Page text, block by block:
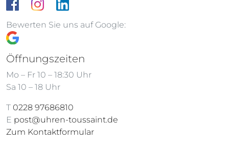
Bewerten Sie uns auf Google:
Öffnungszeiten
Mo – Fr 10 – 18:30 Uhr
Sa 10 – 18 Uhr
T 0228 97686810
E post@uhren-toussaint.de
Zum Kontaktformular